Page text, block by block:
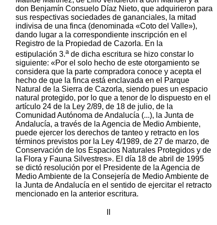
don Benjamín Consuelo Díaz Nieto, que adquirieron para
sus respectivas sociedades de gananciales, la mitad
indivisa de una finca (denominada «Coto del Valle»),
dando lugar a la correspondiente inscripción en el
Registro de la Propiedad de Cazorla. En la
estipulación 3.a de dicha escritura se hizo constar lo
siguiente: «Por el solo hecho de este otorgamiento se
considera que la parte compradora conoce y acepta el
hecho de que la finca está enclavada en el Parque
Natural de la Sierra de Cazorla, siendo pues un espacio
natural protegido, por lo que a tenor de lo dispuesto en el
artículo 24 de la Ley 2/89, de 18 de julio, de la
Comunidad Autónoma de Andalucía (...), la Junta de
Andalucía, a través de la Agencia de Medio Ambiente,
puede ejercer los derechos de tanteo y retracto en los
términos previstos por la Ley 4/1989, de 27 de marzo, de
Conservación de los Espacios Naturales Protegidos y de
la Flora y Fauna Silvestres». El día 18 de abril de 1995
se dictó resolución por el Presidente de la Agencia de
Medio Ambiente de la Consejería de Medio Ambiente de
la Junta de Andalucía en el sentido de ejercitar el retracto
mencionado en la anterior escritura.